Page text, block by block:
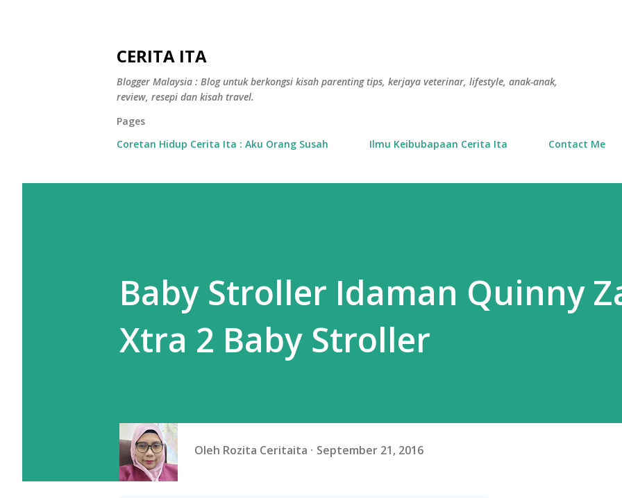
CERITA ITA
Blogger Malaysia : Blog untuk berkongsi kisah parenting tips, kerjaya veterinar, lifestyle, anak-anak,
review, resepi dan kisah travel.
Pages
Coretan Hidup Cerita Ita : Aku Orang Susah
Ilmu Keibubapaan Cerita Ita Contact Me
Baby Stroller Idaman Quinny
Xtra 2 Baby Stroller
Oleh Rozita Ceritaita September 21, 2016